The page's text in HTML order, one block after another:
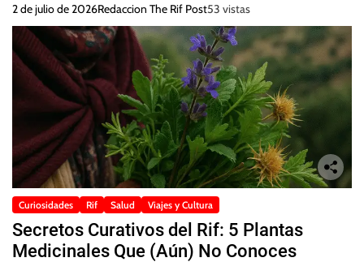
2 de julio de 2026Redaccion The Rif Post53 vistas
Curiosidades Rif Salud Viajes y Cultura
Secretos Curativos del Rif: 5 Plantas
Medicinales Que (Aún) No Conoces